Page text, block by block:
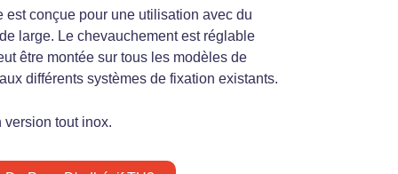
est conçue pour une utilisation avec du
large. Le chevauchement est réglable
être montée sur tous les modèles de
différents systèmes de fixation existants.
tout inox.